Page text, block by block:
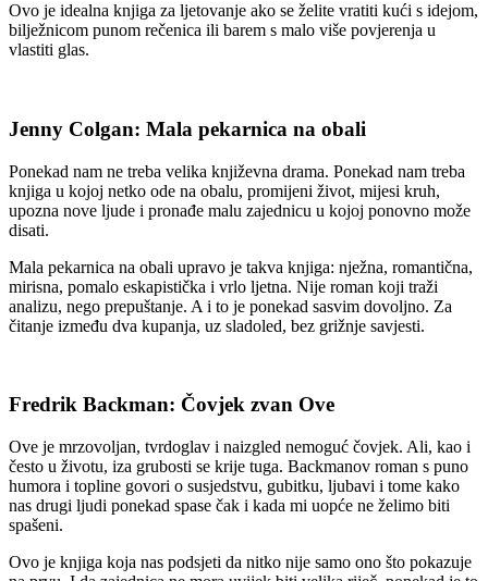
Ovo je idealna knjiga za ljetovanje ako se želite vratiti kući s idejom,
bilježnicom punom rečenica ili barem s malo više povjerenja u
vlastiti glas.
Jenny Colgan: Mala pekarnica na obali
Ponekad nam ne treba velika književna drama. Ponekad nam treba
knjiga u kojoj netko ode na obalu, promijeni život, mijesi kruh,
upozna nove ljude i pronađe malu zajednicu u kojoj ponovno može
disati.
Mala pekarnica na obali upravo je takva knjiga: nježna, romantična,
mirisna, pomalo eskapistička i vrlo ljetna. Nije roman koji traži
analizu, nego prepuštanje. A i to je ponekad sasvim dovoljno. Za
čitanje između dva kupanja, uz sladoled, bez grižnje savjesti.
Fredrik Backman: Čovjek zvan Ove
Ove je mrzovoljan, tvrdoglav i naizgled nemoguć čovjek. Ali, kao i
često u životu, iza grubosti se krije tuga. Backmanov roman s puno
humora i topline govori o susjedstvu, gubitku, ljubavi i tome kako
nas drugi ljudi ponekad spase čak i kada mi uopće ne želimo biti
spašeni.
Ovo je knjiga koja nas podsjeti da nitko nije samo ono što pokazuje